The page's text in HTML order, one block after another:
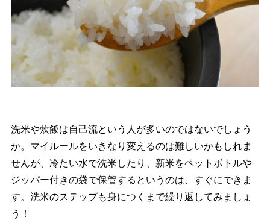
洗米や炊飯は自己流という人が多いのではないでしょう
か。マイルールをいきなり変えるのは難しいかもしれま
せんが、冷たい水で洗米したり、新米をペットボトル
ジッパー付きの袋で保管するというのは、すぐにできま
す。洗米のステップも身につくまで繰り返してみましょ
う！